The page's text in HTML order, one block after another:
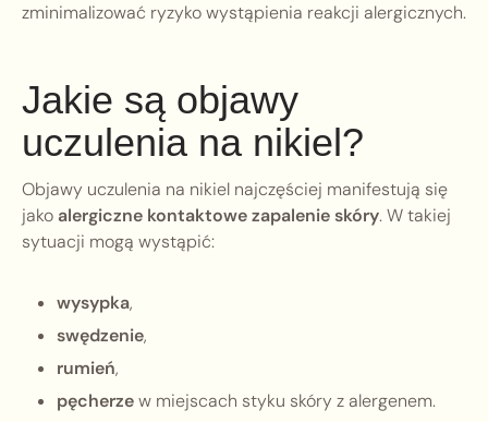
zminimalizować ryzyko wystąpienia reakcji alergicznych.
Jakie są objawy
uczulenia na nikiel?
Objawy uczulenia na nikiel najczęściej manifestują się
jakoalergiczne kontaktowe zapalenie skóry. W takiej
sytuacji mogą wystąpić:
wysypka,
swędzenie,
rumień,
pęcherzew miejscach styku skóry z alergenem.